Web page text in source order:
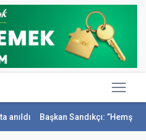
Başkan Sandıkçı: